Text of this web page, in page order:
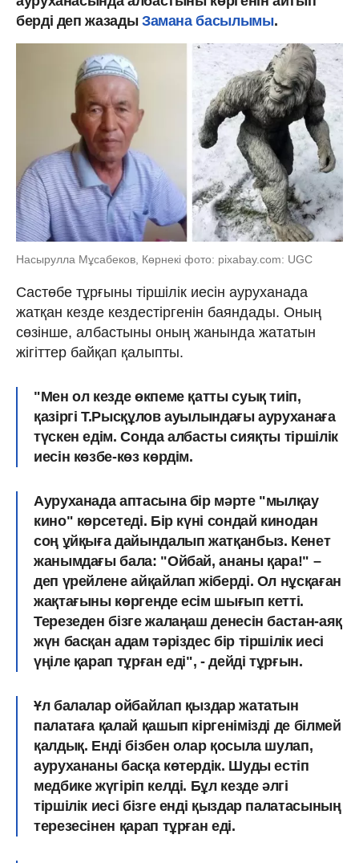
берді деп жазады Замана басылымы.
Насырулла Мұсабеков, Көрнекі фото: pixabay.com: UGC
Састөбе тұрғыны тіршілік иесін ауруханада
жатқан кезде кездестіргенін баяндады. Оның
сөзінше, албастыны оның жанында жататын
жігіттер байқап қалыпты.
"Мен ол кезде өкпеме қатты суық тиіп,
қазіргі Т.Рысқұлов ауылындағы ауруханаға
түскен едім. Сонда албасты сияқты тіршілік
иесін көзбе-көз көрдім.
Ауруханада аптасына бір мәрте "мылқау
кино" көрсетеді. Бір күні сондай кинодан
соң ұйқыға дайындалып жатқанбыз. Кенет
жанымдағы бала: "Ойбай, ананы қара!" –
деп үрейлене ай­қайлап жіберді. Ол нұсқаған
жақтағыны көргенде есім шығып кетті.
Терезеден бізге жалаңаш денесін бастан-аяқ
жүн басқан адам тәріздес бір тіршілік иесі
үңіле қарап тұрған еді", - дейді тұрғын.
Ұл балалар ойбайлап қыздар жататын
палатаға қалай қашып кіргені­мізді де білмей
қалдық. Енді бізбен олар қосыла шулап,
аурухананы басқа кө­тердік. Шуды естіп
медбике жүгіріп келді. Бұл кезде әлгі
тіршілік иесі бізге енді қыздар палатасының
терезесінен қарап тұрған еді.